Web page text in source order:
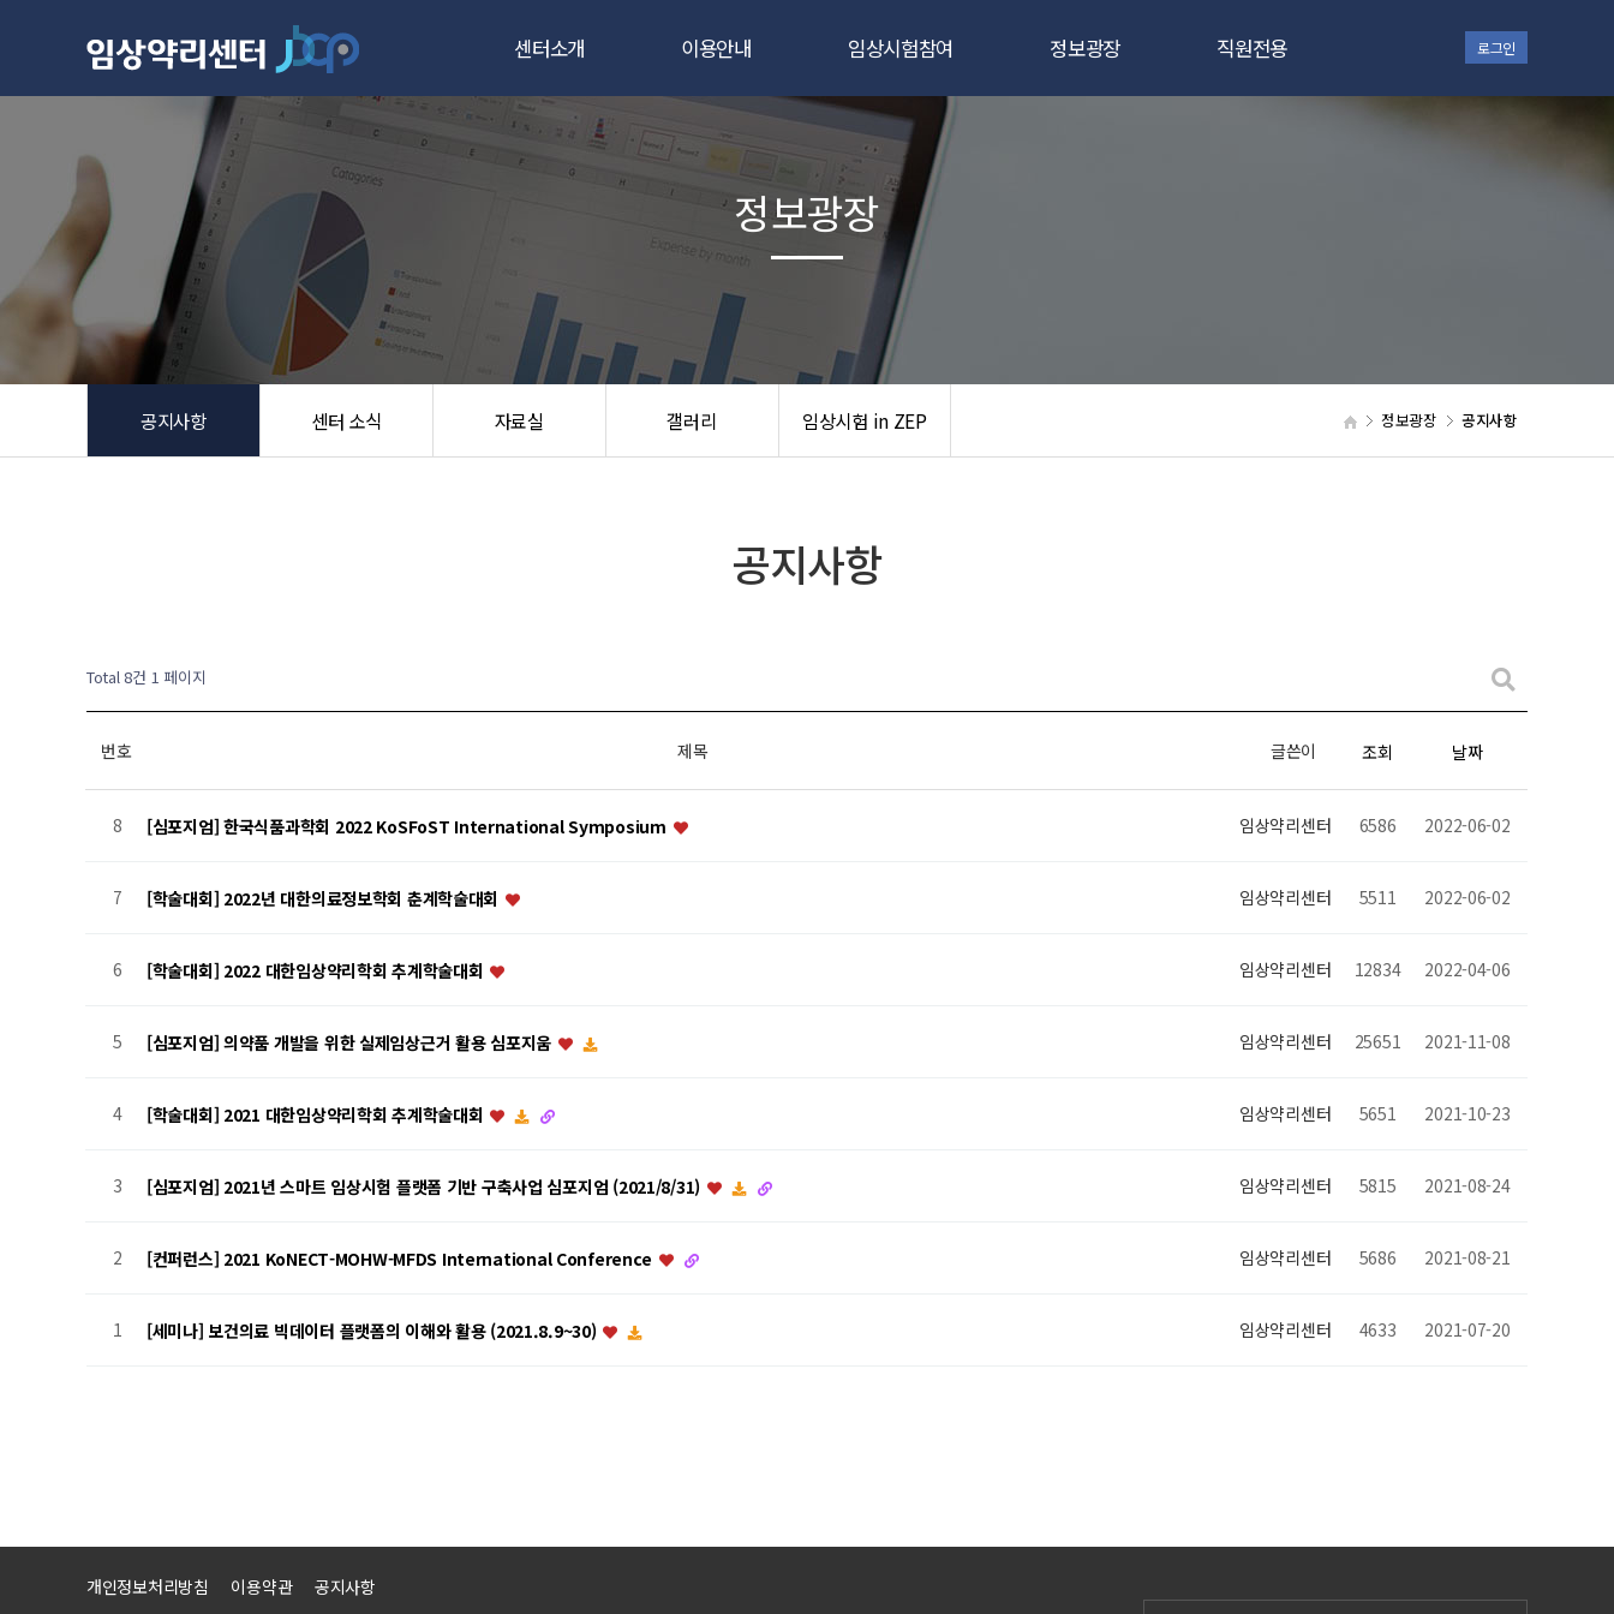
센터소개
인사말
주요연구자
시설/장비현황
이용안내
임상시험통계분석
연구코디네이터
임상시험참여
자원자 모집 공고
임상시험이란?
임상시험 참여 절차
자주하는 질문
정보광장 직원전용 로그인
공지사항 센터 소식 자료실 갤러리 임상시험 in ZEP 정보광장 공지사항
정보광장
공지사항
Total 8건 1 페이지
번호 제목 글쓴이 조회 날짜
8 [심포지엄] 한국식품과학회 2022 KoSFoST International Symposium 임상약리센터 6586 2022-06-02
7 [학술대회] 2022년 대한의료정보학회 춘계학술대회 임상약리센터 5511 2022-06-02
6 [학술대회] 2022 대한임상약리학회 추계학술대회 임상약리센터 12834 2022-04-06
5 [심포지엄] 의약품 개발을 위한 실제임상근거 활용 심포지움 임상약리센터 25651 2021-11-08
4 [학술대회] 2021 대한임상약리학회 추계학술대회 임상약리센터 5651 2021-10-23
3 [심포지엄] 2021년 스마트 임상시험 플랫폼 기반 구축사업 심포지엄 (2021/8/31) 임상약리센터 5815 2021-08-24
2 [컨퍼런스] 2021 KoNECT-MOHW-MFDS International Conference 임상약리센터 5686 2021-08-21
1 [세미나] 보건의료 빅데이터 플랫폼의 이해와 활용 (2021.8.9~30) 임상약리센터 4633 2021-07-20
개인정보처리방침 이용약관 공지사항